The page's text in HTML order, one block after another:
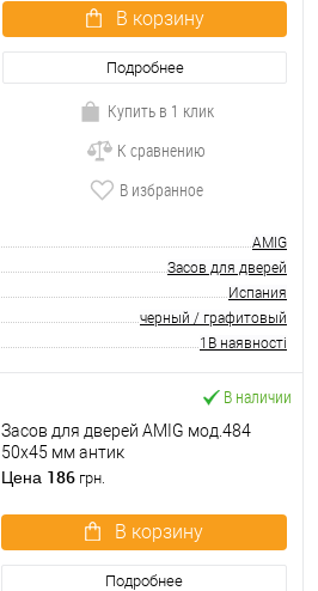
В корзину
Подробнее
Купить в 1 клик
К сравнению
В избранное
AMIG
Засов для дверей
Испания
черный / графитовый
1В наявності
В наличии
Засов для дверей AMIG мод.484
50х45 мм антик
Цена 186 грн.
В корзину
Подробнее